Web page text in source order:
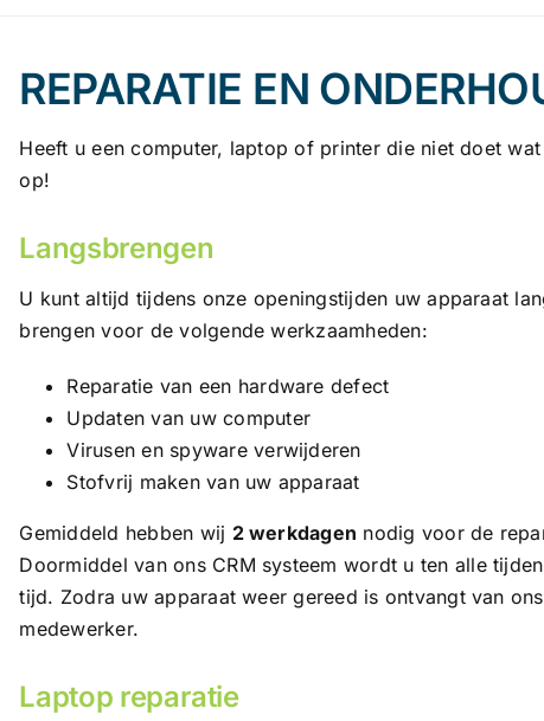
REPARATIE EN
Heeft u een computer, laptop of printer die niet doet
op!
Langsbrengen
U kunt altijd tijdens onze openingstijden uw apparaat
brengen voor de volgende werkzaamheden:
Reparatie van een hardware defect
Updaten van uw computer
Virusen en spyware verwijderen
Stofvrij maken van uw apparaat
Gemiddeld hebben wij 2 werkdagen nodig voor de
Doormiddel van ons CRM systeem wordt u ten alle
tijd. Zodra uw apparaat weer gereed is ontvangt van
medewerker.
Laptop reparatie